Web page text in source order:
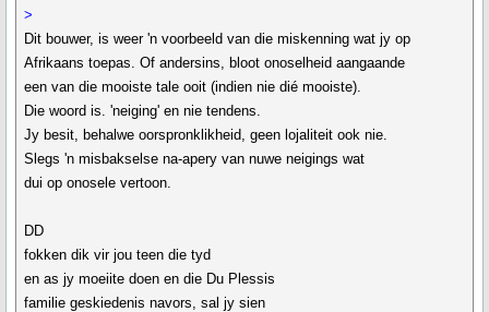
>
Dit bouwer, is weer 'n voorbeeld van die miskenning wat jy op
Afrikaans toepas. Of andersins, bloot onoselheid aangaande
een van die mooiste tale ooit (indien nie dié mooiste).
Die woord is. 'neiging' en nie tendens.
Jy besit, behalwe oorspronklikheid, geen lojaliteit ook nie.
Slegs 'n misbakselse na-apery van nuwe neigings wat
dui op onosele vertoon.
DD
fokken dik vir jou teen die tyd
en as jy moeiite doen en die Du Plessis
familie geskiedenis navors, sal jy sien